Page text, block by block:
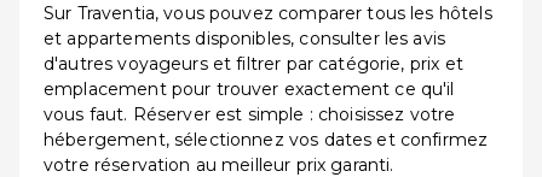
Sur Traventia, vous pouvez comparer tous les hôtels
et appartements disponibles, consulter les avis
d'autres voyageurs et filtrer par catégorie, prix et
emplacement pour trouver exactement ce qu'il
vous faut. Réserver est simple : choisissez votre
hébergement, sélectionnez vos dates et confirmez
votre réservation au meilleur prix garanti.